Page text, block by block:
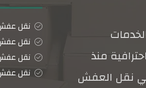
منذ
في نقل العفش
نقل
نقل
نقل
نقل